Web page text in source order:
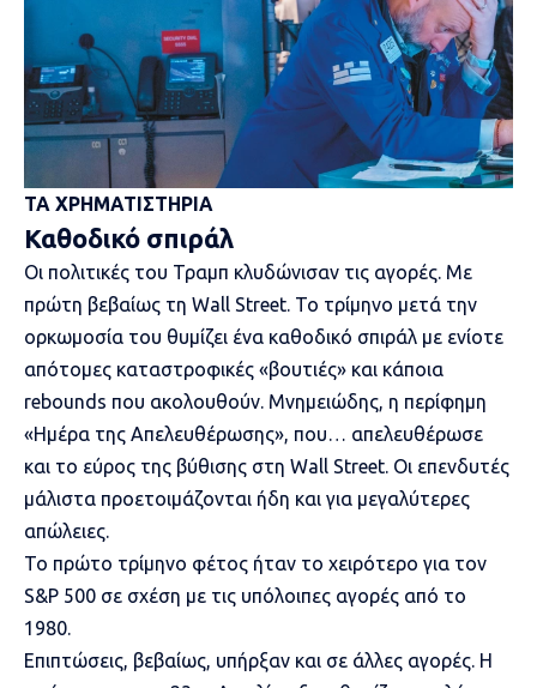
ΤΑ ΧΡΗΜΑΤΙΣΤΗΡΙΑ
Καθοδικό σπιράλ
Οι πολιτικές του Τραμπ κλυδώνισαν τις αγορές. Με
πρώτη βεβαίως τη Wall Street. Το τρίμηνο μετά την
ορκωμοσία του θυμίζει ένα καθοδικό σπιράλ με ενίοτε
απότομες καταστροφικές «βουτιές» και κάποια
rebounds που ακολουθούν. Μνημειώδης, η περίφημη
«Ημέρα της Απελευθέρωσης», που… απελευθέρωσε
και το εύρος της βύθισης στη Wall Street. Οι επενδυτές
μάλιστα προετοιμάζονται ήδη και για μεγαλύτερες
απώλειες.
Το πρώτο τρίμηνο φέτος ήταν το χειρότερο για τον
S&P 500 σε σχέση με τις υπόλοιπες αγορές από το
1980.
Επιπτώσεις, βεβαίως, υπήρξαν και σε άλλες αγορές. Η